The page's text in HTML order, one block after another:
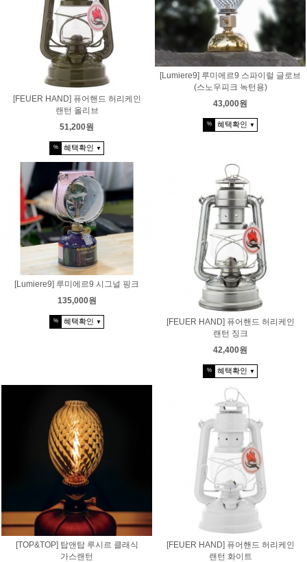
[FEUER HAND] 퓨어핸드 허리케인
랜턴 올리브
51,200원
% 혜택확인 ▼
[Lumiere9] 루미에르9 스파이럴 글로브
(스노우피크 녹턴용)
43,000원
% 혜택확인 ▼
[Lumiere9] 루미에르9 시그널 핑크
135,000원
% 혜택확인 ▼
[FEUER HAND] 퓨어핸드 허리케인
랜턴 징크
42,400원
% 혜택확인 ▼
[TOP&TOP] 탑앤탑 루시르 클래식
가스랜턴
[FEUER HAND] 퓨어핸드 허리케인
랜턴 화이트